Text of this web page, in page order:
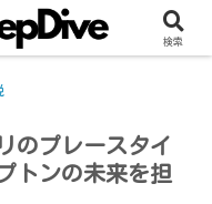
のプレースタイ
トンの未来を担
検索